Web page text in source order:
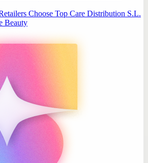
Choose Top Care Distribution S.L.
Beauty